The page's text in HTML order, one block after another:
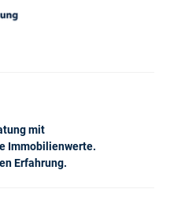
mit
Immobilienwerte.
Erfahrung.